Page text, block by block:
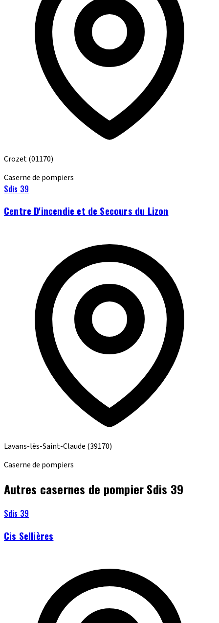
Crozet(01170)
Caserne de pompiers
Sdis 39
Centre D'incendie et de Secours du Lizon
Lavans-lès-Saint-Claude (39170)
Caserne de pompiers
Autres casernes de pompier Sdis 39
Sdis 39
Cis Sellières